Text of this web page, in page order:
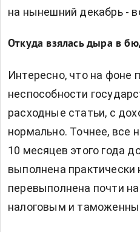
на нынешний декабрь -
Откуда взялась дыра в
Интересно, что на фоне
неспособности
расходные статьи, с
нормально. Точнее, все
10 месяцев этого года
выполнена практически
перевыполнена почти
налоговым и